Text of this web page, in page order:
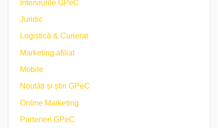
Interviurile GPeC
Juridic
Logistică & Curierat
Marketing afiliat
Mobile
Noutăți și știri GPeC
Online Marketing
Parteneri GPeC